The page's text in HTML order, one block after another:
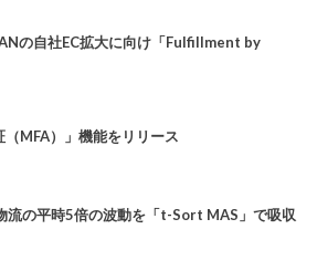
の自社EC拡大に向け「Fulfillment by
MFA）」機能をリリース
流の平時5倍の波動を「t-Sort MAS」で吸収